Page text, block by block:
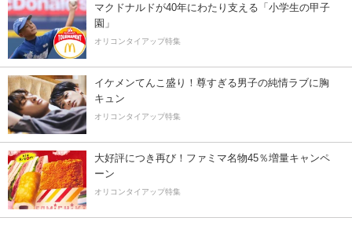
マクドナルドが40年にわたり支える「小学生の甲子
園」
オリコンタイアップ特集
イケメンてんこ盛り！尊すぎる男子の純情ラブに胸
キュン
オリコンタイアップ特集
大好評につき再び！ファミマ名物45％増量キャンペ
ーン
オリコンタイアップ特集